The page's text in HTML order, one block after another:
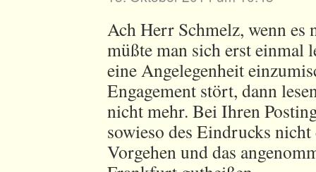
Ach Herr Schmelz, wenn es
müßte man sich erst einmal
eine Angelegenheit
Engagement stört, dann
nicht mehr. Bei Ihren
sowieso des Eindrucks
Vorgehen und das